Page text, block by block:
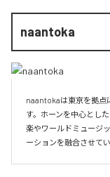
naantoka
naantokaは東京を拠点
す。ホーンを中心とし
楽やワールドミュージ